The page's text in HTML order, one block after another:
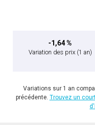
-1,64 %
Variation des prix (1 an)
Variations sur 1 an
précédente. Trouvez un